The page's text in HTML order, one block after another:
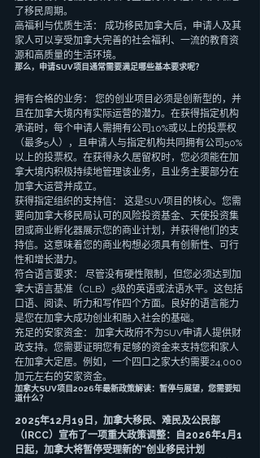
了移民周期。
高福利与优质生活： 成功移民加拿大后，申请人及其
家人可以享受加拿大完善的社会福利、一流的教育资
源和高质量的生活环境。
那么，申请SUV项目通常需要满足哪些基本要求呢？
拥有合格的业务： 您的创业项目必须是创新型的，并
且在加拿大境内有实际运营的潜力。在获得指定机构
承诺时，每个申请人需拥有公司10%或以上的投票权
（最多5人），且申请人与指定机构共同拥有公司50%
以上的投票权。在获得永久居留权时，您必须能在加
拿大境内积极持续地管理该业务，且业务主要部分在
加拿大运营并成立。
获得指定组织的支持信： 这是SUV项目的核心。您需
要向加拿大移民局认可的风险投资基金、天使投资集
团或商业孵化器展示您的商业计划，并获得他们的支
持信。这意味着您的商业构想必须具有创新性、可行
性和增长潜力。
符合语言要求： 尽管没有硬性限制，但您必须达到加
拿大语言基准（CLB）5级的英语或法语水平。这包括
口语、阅读、听力和写作四个方面。良好的语言能力
是您在加拿大成功创业和融入社会的基础。
充足的安家资金： 加拿大政府不为SUV申请人提供财
政支持。您需要证明您有足够的资金来支持您和家人
在加拿大定居。例如，一个四口之家大约需要24,000
加元左右的安家资金。
加拿大SUV项目2026年最新政策解读：暂停与展望，您需要知
道什么？
2025年12月19日，加拿大移民、难民及公民部
（IRCC）宣布了一项重大政策调整：自2026年1月1
日起，加拿大将暂停受理新的“创业移民计划